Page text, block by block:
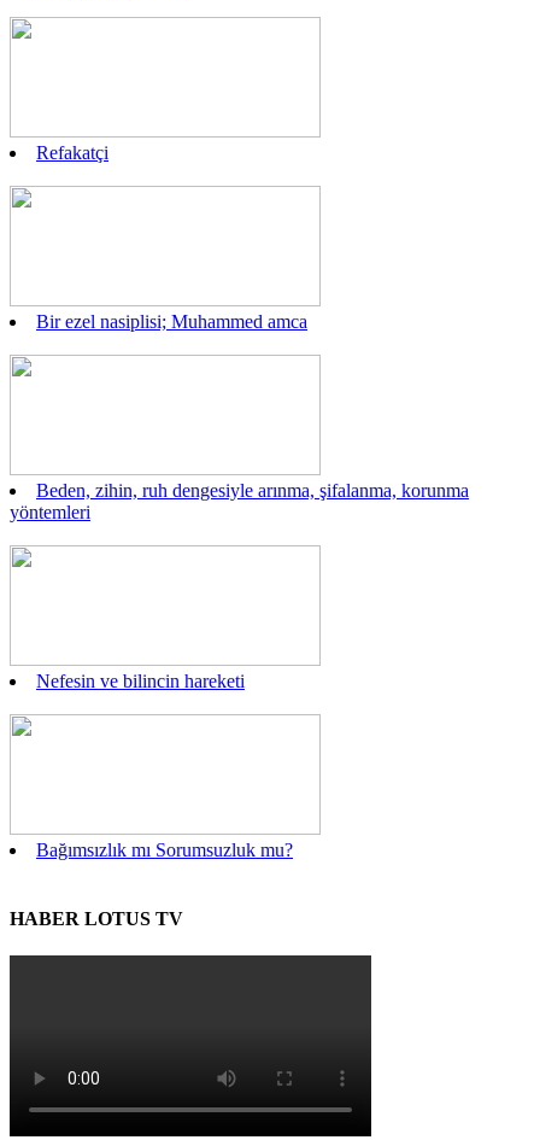
Refakatçi
Bir ezel nasiplisi; Muhammed amca
Beden, zihin, ruh dengesiyle arınma, şifalanma, korunma
yöntemleri
Nefesin ve bilincin hareketi
Bağımsızlık mı Sorumsuzluk mu?
HABER LOTUS TV